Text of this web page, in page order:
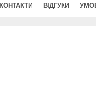
КОНТАКТИ ВІДГУКИ